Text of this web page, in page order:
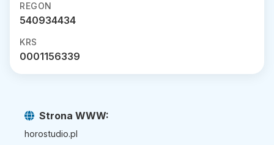
REGON
540934434
KRS
0001156339
Strona WWW:
horostudio.pl